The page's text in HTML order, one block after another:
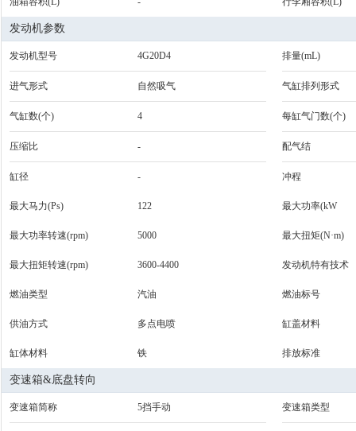
发动机参数
发动机型号 4G20D4 排量(mL)
进气形式 自然吸气 气缸排列形式
气缸数(个) 4 每缸气门数(个)
压缩比 - 配气结
缸径 - 冲程
最大马力(Ps) 122 最大功率(kW
最大功率转速(rpm) 5000 最大扭矩(N·m)
最大扭矩转速(rpm) 3600-4400 发动机特有技术
燃油类型 汽油 燃油标号
供油方式 多点电喷 缸盖材料
缸体材料 铁 排放标准
变速箱&底盘转向
变速箱简称 5挡手动 变速箱类型